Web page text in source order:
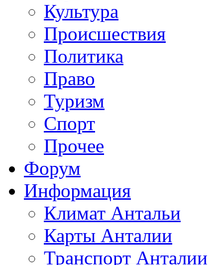
Культура
Происшествия
Политика
Право
Туризм
Спорт
Прочее
Форум
Информация
Климат Антальи
Карты Анталии
Транспорт Анталии